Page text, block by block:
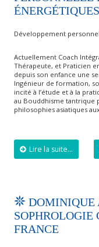
Développement personnel
Actuellement Coach
Thérapeute, et Praticien
depuis son enfance une
Ingénieur de formation,
incité à l’étude et à la
au Bouddhisme tantrique
philosophies asiatiques
Lire la suite...
DOMINIQUE
FRANCE